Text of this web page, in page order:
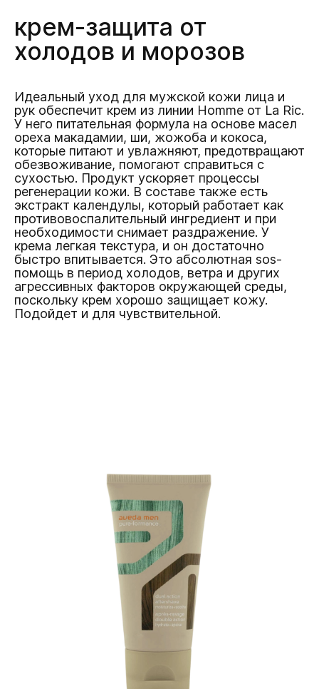
крем-защита от
холодов и морозов
Идеальный уход для мужской кожи лица и
рук обеспечит крем из линии Homme от La Ric.
У него питательная формула на основе масел
ореха макадамии, ши, жожоба и кокоса,
которые питают и увлажняют, предотвращают
обезвоживание, помогают справиться с
сухостью. Продукт ускоряет процессы
регенерации кожи. В составе также есть
экстракт календулы, который работает как
противовоспалительный ингредиент и при
необходимости снимает раздражение. У
крема легкая текстура, и он достаточно
быстро впитывается. Это абсолютная sos-
помощь в период холодов, ветра и других
агрессивных факторов окружающей среды,
поскольку крем хорошо защищает кожу.
Подойдет и для чувствительной.